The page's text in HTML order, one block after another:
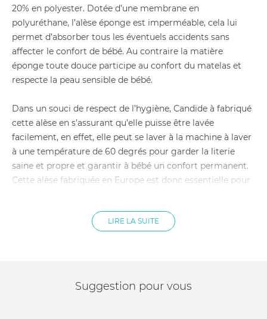
20% en polyester. Dotée d’une membrane en
polyuréthane, l’alèse éponge est imperméable, cela lui
permet d’absorber tous les éventuels accidents sans
affecter le confort de bébé. Au contraire la matière
éponge toute douce participe au confort du matelas et
respecte la peau sensible de bébé.
Dans un souci de respect de l’hygiène, Candide à fabriqué
cette alèse en s’assurant qu’elle puisse être lavée
facilement, en effet, elle peut se laver à la machine à laver
à une température de 60 degrés pour garder la literie
saine et propre et garantir à bébé un confort permanent.
Cette alèse fabriquée en Europe est donc essentielle pour
et une hygiène parfaite lors de son sommeil.
Dimensions : 60cm x 120cm
LIRE LA SUITE
Suggestion pour vous